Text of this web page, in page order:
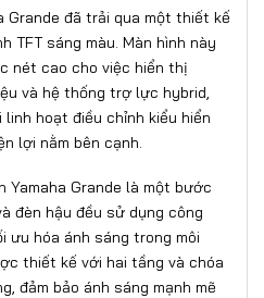
Grande đã trải qua một thiết kế
TFT sáng màu. Màn hình này
nét cao cho việc hiển thị
và hệ thống trợ lực hybrid,
hoạt điều chỉnh kiểu hiển
lợi nằm bên cạnh.
Yamaha Grande là một bước
đèn hậu đều sử dụng công
ưu hóa ánh sáng trong môi
thiết kế với hai tầng và chóa
đảm bảo ánh sáng mạnh mẽ